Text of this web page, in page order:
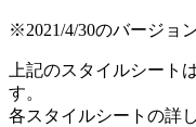
※2021/4/30のバージョ
上記のスタイルシート
す。
各スタイルシートの詳